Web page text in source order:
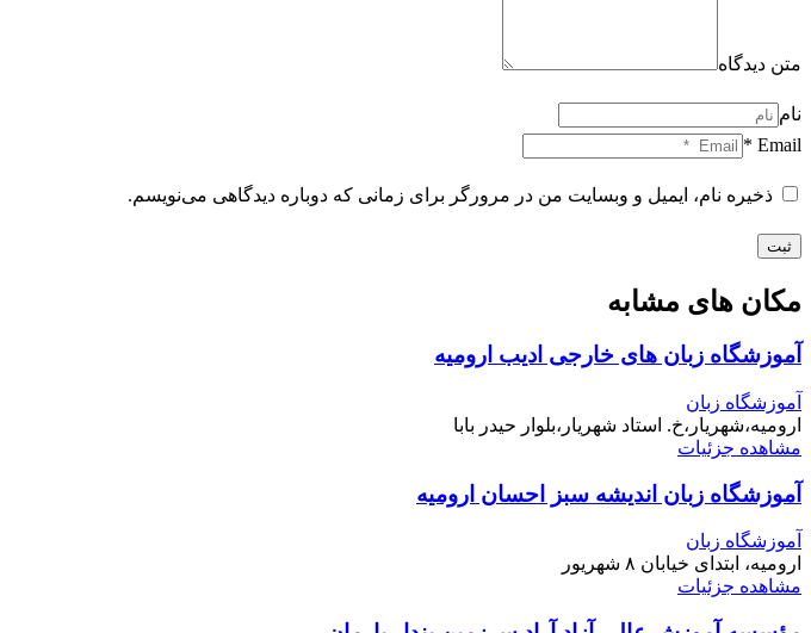
متن دیدگاه
نام
Email *
ذخیره نام، ایمیل و وبسایت من در مرورگر برای زمانی که دوباره دیدگاهی می‌نویسم.
ثبت
مکان های مشابه
آموزشگاه زبان های خارجی ادیب ارومیه
آموزشگاه زبان
ارومیه،شهریار،خ. استاد شهریار،بلوار حیدر بابا
مشاهده جزئیات
آموزشگاه زبان اندیشه سبز احسان ارومیه
آموزشگاه زبان
ارومیه، ابتدای خیابان ۸ شهریور
مشاهده جزئیات